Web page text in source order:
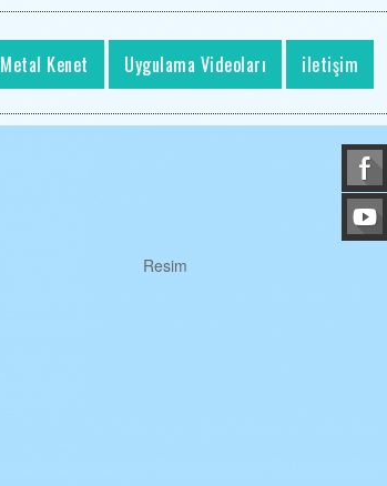
Metal Kenet Uygulama Videoları iletişim